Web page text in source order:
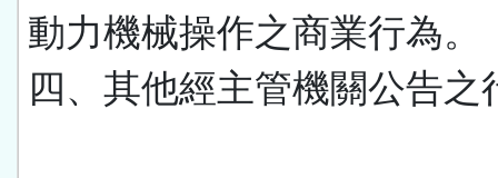
動力機械操作之商業行為。
四、其他經主管機關公告之